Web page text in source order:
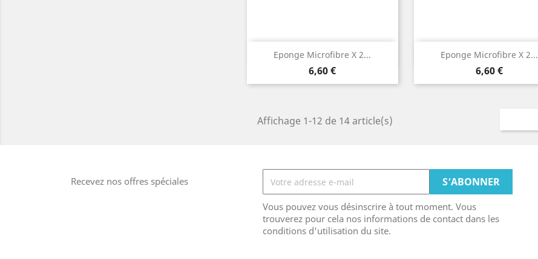
Eponge Microfibre X 2...
Prix
6,60 €
Aperçu rapide Eponge Microfibre X 2...
Prix
6,60 €
Aperçu rapide
Affichage 1-12 de 14 article(s)
Recevez nos offres spéciales
Vous pouvez vous désinscrire à tout moment. Vous
trouverez pour cela nos informations de contact dans les
conditions d'utilisation du site.